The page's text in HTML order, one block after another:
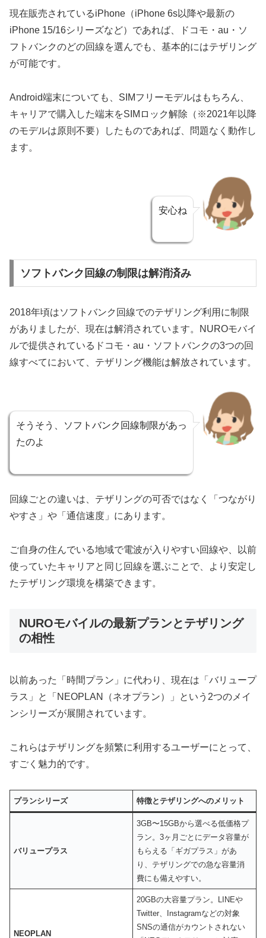
現在販売されているiPhone（iPhone 6s以降や最新の
iPhone 15/16シリーズなど）であれば、ドコモ・au・ソ
フトバンクのどの回線を選んでも、基本的にはテザリング
が可能です。
Android端末についても、SIMフリーモデルはもちろん、
キャリアで購入した端末をSIMロック解除（※2021年以降
のモデルは原則不要）したものであれば、問題なく動作し
ます。
安心ね
ソフトバンク回線の制限は解消済み
2018年頃はソフトバンク回線でのテザリング利用に制限
がありましたが、現在は解消されています。NUROモバイ
ルで提供されているドコモ・au・ソフトバンクの3つの回
線すべてにおいて、テザリング機能は解放されています。
そうそう、ソフトバンク回線制限があっ
たのよ
回線ごとの違いは、テザリングの可否ではなく「つながり
やすさ」や「通信速度」にあります。
ご自身の住んでいる地域で電波が入りやすい回線や、以前
使っていたキャリアと同じ回線を選ぶことで、より安定し
たテザリング環境を構築できます。
NUROモバイルの最新プランとテザリング
の相性
以前あった「時間プラン」に代わり、現在は「バリュープ
ラス」と「NEOPLAN（ネオプラン）」という2つのメイ
ンシリーズが展開されています。
これらはテザリングを頻繁に利用するユーザーにとって、
すごく魅力的です。
プランシリーズ 特徴とテザリングへのメリット
バリュープラス
3GB〜15GBから選べる低価格プ
ラン。3ヶ月ごとにデータ容量が
もらえる「ギガプラス」があ
り、テザリングでの急な容量消
費にも備えやすい。
NEOPLAN
20GBの大容量プラン。LINEや
Twitter、Instagramなどの対象
SNSの通信がカウントされない